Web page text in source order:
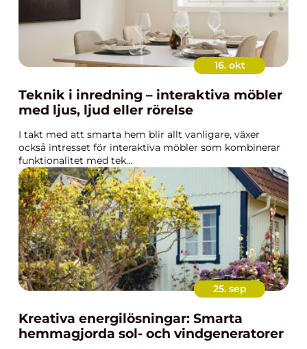
16. okt
Teknik i inredning – interaktiva möbler
med ljus, ljud eller rörelse
I takt med att smarta hem blir allt vanligare, växer
också intresset för interaktiva möbler som kombinerar
funktionalitet med tek...
25. sep
Kreativa energilösningar: Smarta
hemmagjorda sol- och vindgeneratorer